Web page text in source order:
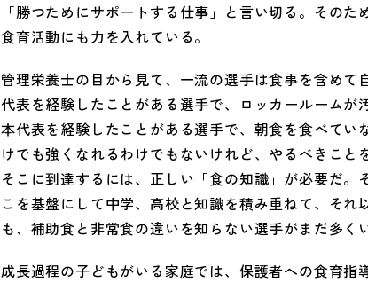
「勝つためにサポートする仕事」と言い切る。その
食育活動にも力を入れている。
管理栄養士の目から見て、一流の選手は食事を含め
代表を経験したことがある選手で、ロッカールーム
本代表を経験したことがある選手で、朝食を食べて
けでも強くなれるわけでもないけれど、やるべきこと
そこに到達するには、正しい「食の知識」が必要だ
こを基盤にして中学、高校と知識を積み重ねて、そ
も、補助食と非常食の違いを知らない選手がまだ多く
成長過程の子どもがいる家庭では、保護者への食育